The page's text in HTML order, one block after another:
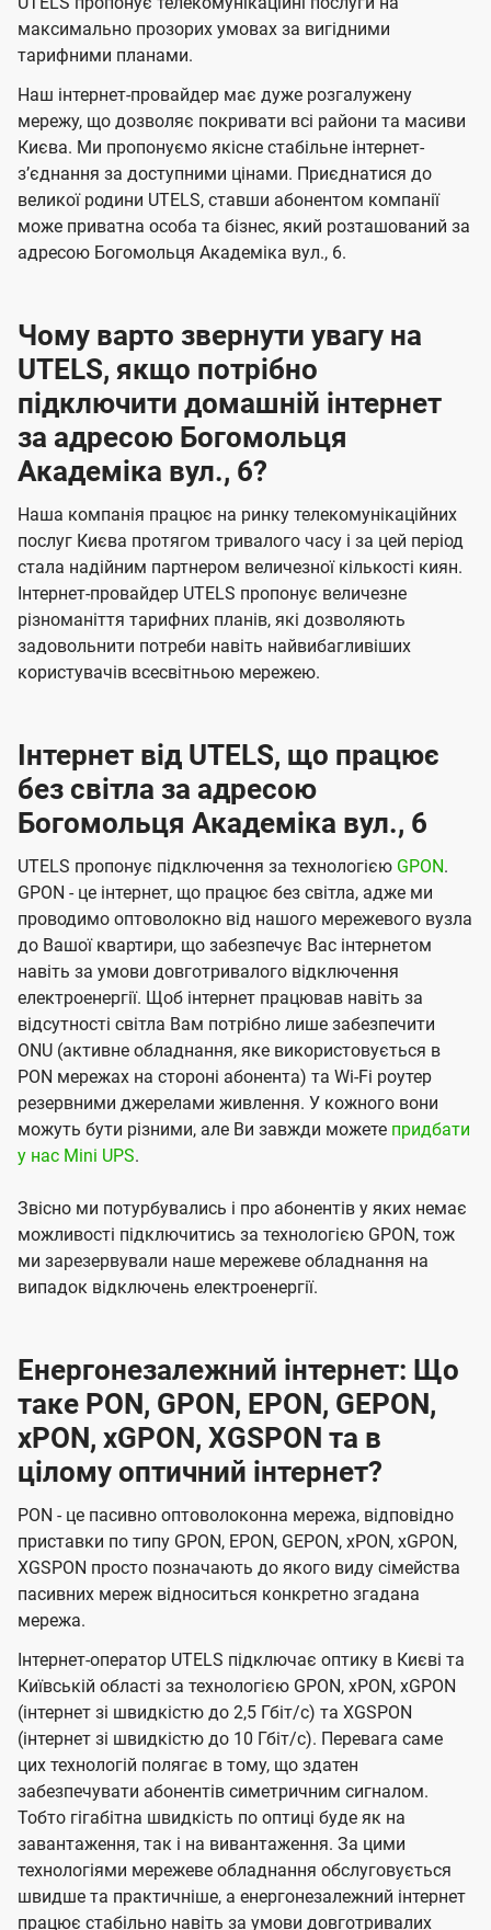
ї
U
t
e
l
s
ч
е
н
н
я
ч
н
н
я
максимально прозорих умовах за вигідними
тарифними планами.
Наш інтернет-провайдер має дуже розгалужену
мережу, що дозволяє покривати всі райони та масиви
Києва. Ми пропонуємо якісне стабільне інтернет-
зʼєднання за доступними цінами. Приєднатися до
великої родини UTELS, ставши абонентом компанії
може приватна особа та бізнес, який розташований за
адресою Богомольця Академіка вул., 6.
Чому варто звернути увагу на
UTELS, якщо потрібно
підключити домашній інтернет
за адресою Богомольця
Академіка вул., 6?
Наша компанія працює на ринку телекомунікаційних
послуг Києва протягом тривалого часу і за цей період
стала надійним партнером величезної кількості киян.
Інтернет-провайдер UTELS пропонує величезне
різноманіття тарифних планів, які дозволяють
задовольнити потреби навіть найвибагливіших
користувачів всесвітньою мережею.
Інтернет від UTELS, що працює
без світла за адресою
Богомольця Академіка вул., 6
UTELS пропонує підключення за технологією GPON.
GPON - це інтернет, що працює без світла, адже ми
проводимо оптоволокно від нашого мережевого вузла
до Вашої квартири, що забезпечує Вас інтернетом
навіть за умови довготривалого відключення
електроенергії. Щоб інтернет працював навіть за
відсутності світла Вам потрібно лише забезпечити
ONU (активне обладнання, яке використовується в
PON мережах на стороні абонента) та Wi-Fi роутер
резервними джерелами живлення. У кожного вони
можуть бути різними, але Ви завжди можете придбати
у нас Mini UPS.
Звісно ми потурбувались і про абонентів у яких немає
можливості підключитись за технологією GPON, тож
ми зарезервували наше мережеве обладнання на
випадок відключень електроенергії.
Енергонезалежний інтернет: Що
таке PON, GPON, EPON, GEPON,
xPON, xGPON, XGSPON та в
цілому оптичний інтернет?
PON - це пасивно оптоволоконна мережа, відповідно
приставки по типу GPON, EPON, GEPON, xPON, xGPON,
XGSPON просто позначають до якого виду сімейства
пасивних мереж відноситься конкретно згадана
мережа.
Інтернет-оператор UTELS підключає оптику в Києві та
Київській області за технологією GPON, xPON, xGPON
(інтернет зі швидкістю до 2,5 Гбіт/с) та XGSPON
(інтернет зі швидкістю до 10 Гбіт/с). Перевага саме
цих технологій полягає в тому, що здатен
забезпечувати абонентів симетричним сигналом.
Тобто гігабітна швидкість по оптиці буде як на
завантаження, так і на вивантаження. За цими
технологіями мережеве обладнання обслуговується
швидше та практичніше, а енергонезалежний інтернет
працює стабільно навіть за умови довготривалих